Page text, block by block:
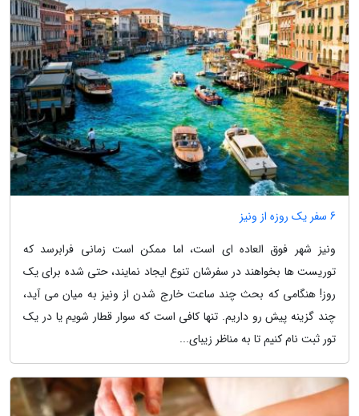
6 سفر یک روزه از ونیز
ونیز شهر فوق العاده ای است، اما ممکن است زمانی فرابرسد که
توریست ها بخواهند در سفرشان تنوع ایجاد نمایند، حتی شده برای یک
روز! هنگامی که بحث چند ساعت خارج شدن از ونیز به میان می آید،
چند گزینه پیش رو داریم. تنها کافی است که سوار قطار شویم یا در یک
تور ثبت نام کنیم تا به مناظر زیبای...